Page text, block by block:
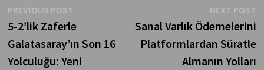
Yazı
gezinmesi
PREVIOUS POSTPrevious
post:
5-2’lik Zaferle
Galatasaray’ın Son 16
Yolculuğu: Yeni
NEXT POST
Sanal Varlık Ödemelerini
Platformlardan Süratle
Almanın Yolları